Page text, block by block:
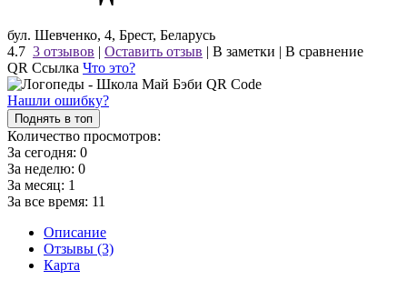
бул. Шевченко, 4, Брест, Беларусь
4.7 3 отзывов | Оставить отзыв | В заметки | В сравнение
QR Ссылка Что это?
Нашли ошибку?
Поднять в топ
Количество просмотров:
За сегодня: 0
За неделю: 0
За месяц: 1
За все время: 11
Описание
Отзывы (3)
Карта